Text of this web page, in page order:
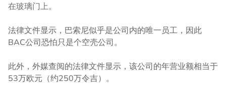
在玻璃门上。
法律文件显示，巴索尼似乎是公司内的唯一员工，因此
BAC公司恐怕只是个空壳公司。
此外，外媒查阅的法律文件显示，该公司的年营业额相当于
53万欧元（约250万令吉）。